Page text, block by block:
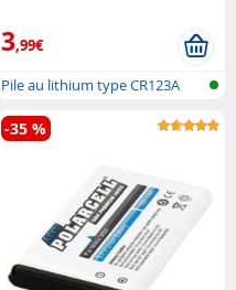
3,99€
Pile au lithium type CR123A
-35 %